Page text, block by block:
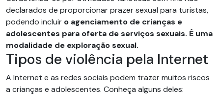
declarados de proporcionar prazer sexual para turistas,
podendo incluir o agenciamento de crianças e
adolescentes para oferta de serviços sexuais. É uma
modalidade de exploração sexual.
Tipos de violência pela Internet
A Internet e as redes sociais podem trazer muitos riscos
a crianças e adolescentes. Conheça alguns deles: